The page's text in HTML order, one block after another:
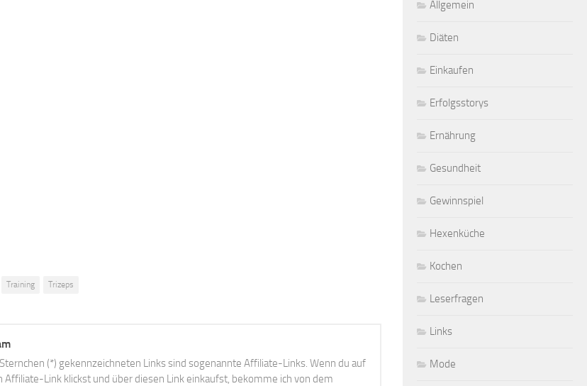
Training Trizeps
(*) gekennzeichneten Links sind sogenannte Affiliate-Links. Wenn du auf
Affiliate-Link klickst und über diesen Link einkaufst, bekomme ich von dem
Allgemein
Diäten
Einkaufen
Erfolgsstorys
Ernährung
Gesundheit
Gewinnspiel
Hexenküche
Kochen
Leserfragen
Links
Mode